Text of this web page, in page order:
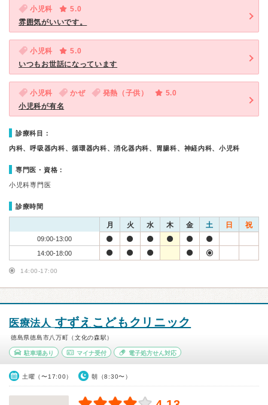
小児科
5.0
雰囲気がいいです。
小児科
5.0
いつもお世話になっています
小児科 かぜ 発熱（子供）
5.0
小児科が有名
診療科目：
内科、呼吸器内科、循環器内科、消化器内科、胃腸科、神経内科、小児科
専門医・資格：
小児科専門医
診療時間
月 火 水 木 金 土 日 祝
09:00-13:00
14:00-18:00
14:00-17:00
医療法人 すずえこどもクリニック
徳島県徳島市八万町（文化の森駅）
駐車場あり マイナ受付 電子処方せん対応
土曜（〜17:00） 朝（8:30〜）